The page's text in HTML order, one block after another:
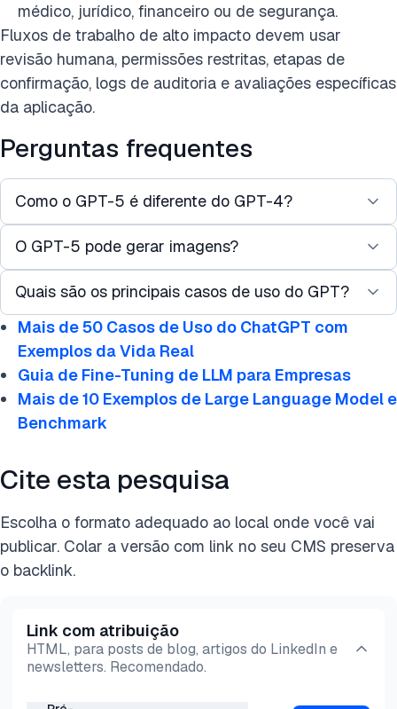
médico, jurídico, financeiro ou de segurança.
Fluxos de trabalho de alto impacto devem usar
revisão humana, permissões restritas, etapas de
confirmação, logs de auditoria e avaliações específicas
da aplicação.
Perguntas frequentes
Como o GPT-5 é diferente do GPT-4?
Ele introduz roteamento de modelo em tempo real,
manipulação de contexto maior, raciocínio
multimodal aprimorado, estratégias de conclusão
mais seguras e capacidades de codificação mais
avançadas. Ele também é projetado para se
integrar de forma mais harmoniosa com
ferramentas, APIs e fluxos de trabalho
empresariais.
O GPT-5 pode gerar imagens?
Não. Ele pode analisar e raciocinar sobre imagens,
mas não as gera diretamente.
Quais são os principais casos de uso do GPT?
Aplicações comuns incluem:
Raciocínio complexo e resolução de problemas
Geração e depuração de código em múltiplas
linguagens
diagramas)
Fluxos de trabalho orientados por múltiplas
ferramentas e API
Mais de 50 Casos de Uso do ChatGPT com
Exemplos da Vida Real
Guia de Fine-Tuning de LLM para Empresas
Mais de 10 Exemplos de Large Language Model e
Benchmark
Cite esta pesquisa
Escolha o formato adequado ao local onde você vai
publicar. Colar a versão com link no seu CMS preserva
o backlink.
Link com atribuição
HTML, para posts de blog, artigos do LinkedIn e
newsletters. Recomendado.